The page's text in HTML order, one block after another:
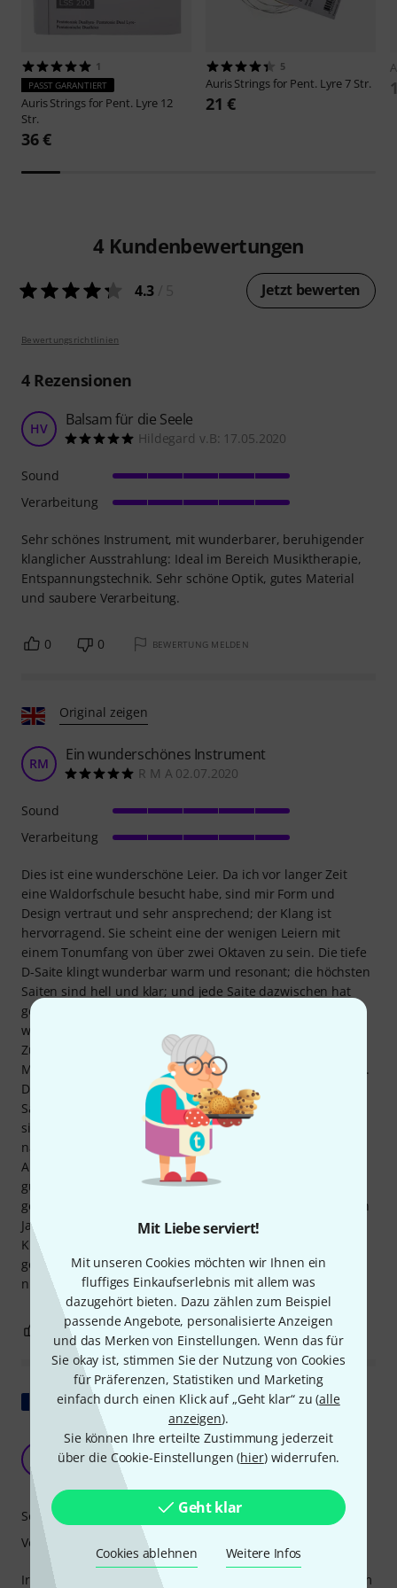
Mit Liebe serviert!
Mit unseren Cookies möchten wir Ihnen ein
fluffiges Einkaufserlebnis mit allem was
dazugehört bieten. Dazu zählen zum Beispiel
passende Angebote, personalisierte Anzeigen
und das Merken von Einstellungen. Wenn das für
Sie okay ist, stimmen Sie der Nutzung von Cookies
für Präferenzen, Statistiken und Marketing
einfach durch einen Klick auf „Geht klar“ zu (alle
anzeigen).
Sie können Ihre erteilte Zustimmung jederzeit
über die Cookie-Einstellungen (hier) widerrufen.
Geht klar
Cookies ablehnen Weitere Infos
1
PASST GARANTIERT
AurisStrings for Pent. Lyre 12
Str.
36 €
5
AurisStrings for Pent. Lyre 7 Str.
21 €
4 Kundenbewertungen
4.3 Jetzt bewerten
Bewertungsrichtlinien
4Rezensionen
HV Balsam für die Seele
Hildegard v.B: 17.05.2020
Sehr schönes Instrument, mit wunderbarer, beruhigender
klanglicher Ausstrahlung: Ideal im Bereich Musiktherapie,
Entspannungstechnik. Sehr schöne Optik, gutes Material
und saubere Verarbeitung.
Sound
Verarbeitung
0 0 BEWERTUNG MELDEN
Original zeigen
RM Ein wunderschönes Instrument
R M A 02.07.2020
Dies ist eine wunderschöne Leier. Da ich vor langer Zeit
eine Waldorfschule besucht habe, sind mir Form und
Design vertraut und sehr ansprechend; der Klang ist
hervorragend. Sie scheint eine der wenigen Leiern mit
einem Tonumfang von über zwei Oktaven zu sein. Die tiefe
D-Saite klingt wunderbar warm und resonant; die höchsten
Saiten sind hell und klar; und jede Saite dazwischen hat
genau den richtigen Charakter. Die Leier hat eine
wunderschöne Akustik und klingt noch lange nach dem
Zupfen in der Hand nach. Ich bevorzuge die pentatonische
Moll-Stimmung DFGAC, und diese funktioniert einwandfrei.
Die Stimmung hält etwa eine Woche lang gut, sobald die
Saiten ihre richtige Spannung gefunden haben. Die Wirbel
sind anfangs etwas schwergängig, geben aber mit der Zeit
nach. Die Mitarbeiter von Thomann halfen mir bei der
Auswahl der „Aolis Klangspiele Kalevala Soft Bag“, die sehr
gut zur Leier passt und sie sehr transportabel und gut
geschützt macht, selbst auf Zugreisen. Ich spiele seit vielen
Jahren Holzblasinstrumente, aber die Schlichtheit und der
Klang dieser Leier haben sie zu einem ständigen Begleiter
gemacht. An diesem wunderschönen Instrument gibt es
nichts auszusetzen.
Sound
Verarbeitung
0 BEWERTUNG MELDEN
Original zeigen
genug Saiten, um bekannte Melodien zu
komponieren
Irgendwo zwischen einem raffinierten Spielzeug und einem
Sound
Verarbeitung